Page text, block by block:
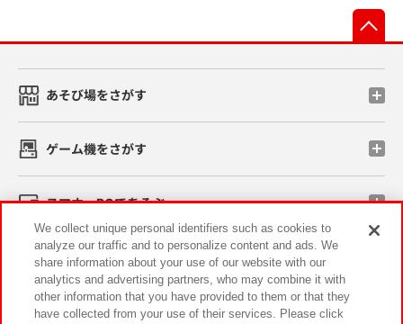
あそび場をさがす
ゲーム機をさがす
スマホ・PCであそぶ
イベント・キャンペーン
We collect unique personal identifiers such as cookies to
analyze our traffic and to personalize content and ads. We
share information about your use of our website with our
analytics and advertising partners, who may combine it with
other information that you have provided to them or that they
have collected from your use of their services. Please click